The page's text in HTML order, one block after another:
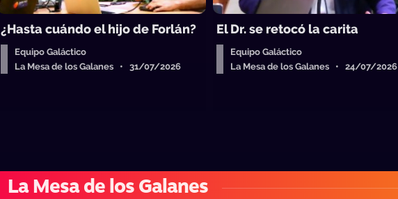
¿Hasta cuándo el hijo de Forlán?
Equipo Galáctico
La Mesa de los Galanes • 31/07/2026
El Dr. se retocó la carita
Equipo Galáctico
La Mesa de los Galanes • 24/07/2026
La Mesa de los Galanes